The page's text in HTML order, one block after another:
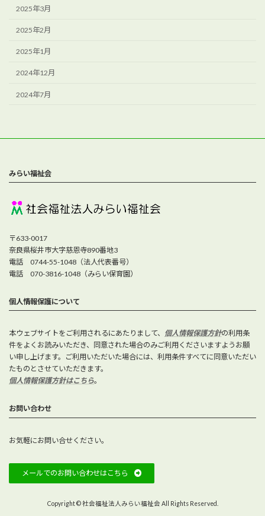
2025年3月
2025年2月
2025年1月
2024年12月
2024年7月
みらい福祉会
〒633-0017
奈良県桜井市大字慈恩寺890番地3
電話 0744-55-1048（法人代表番号）
電話 070-3816-1048（みらい保育園）
個人情報保護について
本ウェブサイトをご利用されるにあたりまして、 個人情報保護方針の利用条
件をよくお読みいただき、同意された場合のみご利用くださいますようお願
い申し上げます。ご利用いただいた場合には、利用条件すべてに同意いただい
たものとさせていただきます。
個人情報保護方針はこちら。
お問い合わせ
お気軽にお問い合せください。
メールでのお問い合わせはこちら
Copyright © 社会福祉法人みらい福祉会 All Rights Reserved.